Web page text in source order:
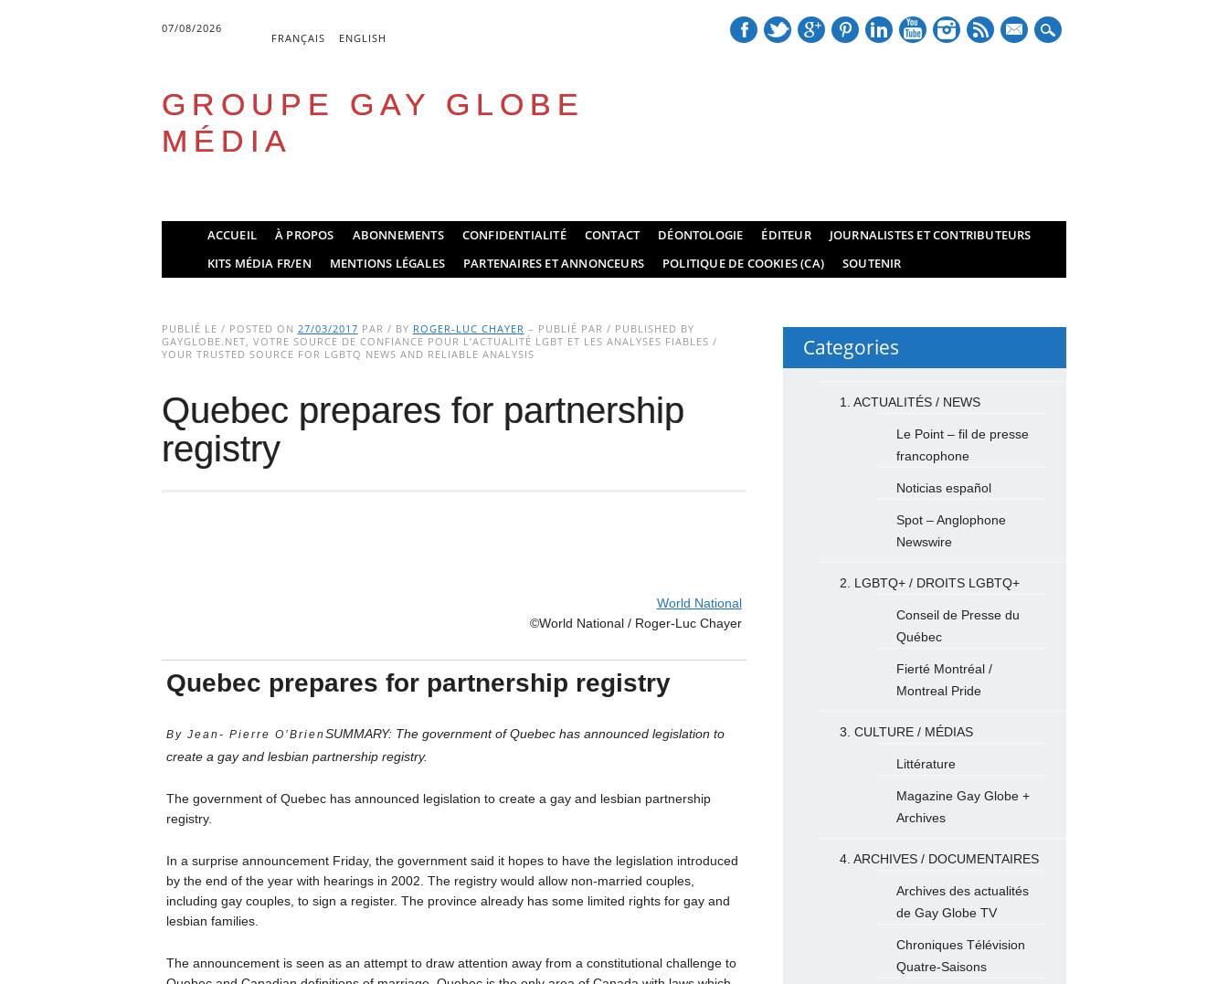
07/08/2026
FRANÇAIS ENGLISH
mail
GROUPE GAY GLOBE
MÉDIA
Main menu
ACCUEIL À PROPOS ABONNEMENTS CONFIDENTIALITÉ CONTACT DÉONTOLOGIE ÉDITEUR
JOURNALISTES ET CONTRIBUTEURS
KITS MÉDIA FR/EN
MENTIONS LÉGALES PARTENAIRES ET ANNONCEURS POLITIQUE DE COOKIES (CA) SOUTENIR
PUBLIÉ LE / POSTED ON 27/03/2017 PAR / BY ROGER-LUC CHAYER – PUBLIÉ PAR / PUBLISHED BY
GAYGLOBE.NET, VOTRE SOURCE DE CONFIANCE POUR L’ACTUALITÉ LGBT ET LES ANALYSES FIABLES /
YOUR TRUSTED SOURCE FOR LGBTQ NEWS AND RELIABLE ANALYSIS
Quebec prepares for partnership
registry
World National
©World National / Roger-Luc Chayer
Quebec prepares for partnership registry
By Jean- Pierre O’Brien SUMMARY: The government of Quebec has announced legislation to
create a gay and lesbian partnership registry.
The government of Quebec has announced legislation to create a gay and lesbian partnership
registry.
In a surprise announcement Friday, the government said it hopes to have the legislation introduced
by the end of the year with hearings in 2002. The registry would allow non-married couples,
including gay couples, to sign a register. The province already has some limited rights for gay and
lesbian families.
The announcement is seen as an attempt to draw attention away from a constitutional challenge to
Categories
1. ACTUALITÉS / NEWS
Le Point – fil de presse
francophone
Noticias español
Spot – Anglophone
Newswire
2. LGBTQ+ / DROITS LGBTQ+
Conseil de Presse du
Québec
Fierté Montréal /
Montreal Pride
3. CULTURE / MÉDIAS
Littérature
Magazine Gay Globe +
Archives
4. ARCHIVES / DOCUMENTAIRES
Archives des actualités
de Gay Globe TV
Chroniques Télévision
Quatre-Saisons